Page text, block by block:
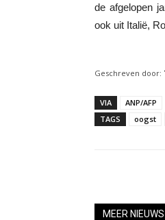
de afgelopen
ook uit Italië,
Geschreven door:
VIA
ANP/AFP
TAGS
oogst
MEER NIEUWS